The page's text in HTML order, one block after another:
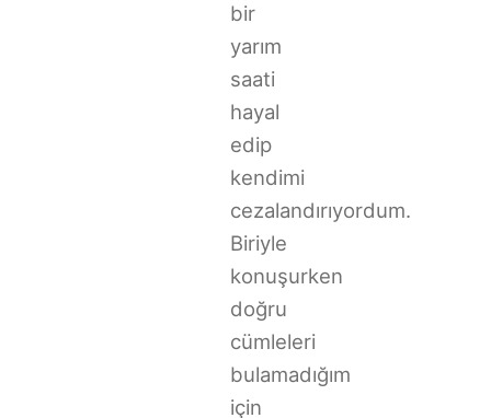
bir
yarım
saati
hayal
edip
kendimi
cezalandırıyordum.
Biriyle
konuşurken
doğru
cümleleri
bulamadığım
için